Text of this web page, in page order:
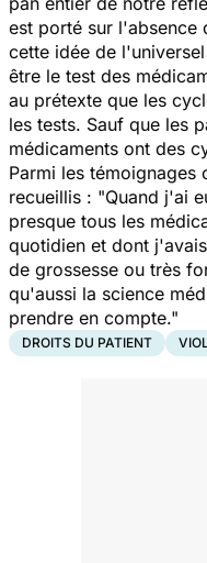
est porté sur l'absence
cette idée de
être le test des
au prétexte que les
les tests. Sauf que les
médicaments ont des
Parmi les témoignages
recueillis : "Quand j'ai
presque tous les
quotidien et dont
de grossesse ou très
qu'aussi la science
prendre en compte."
DROITS DU PATIENT